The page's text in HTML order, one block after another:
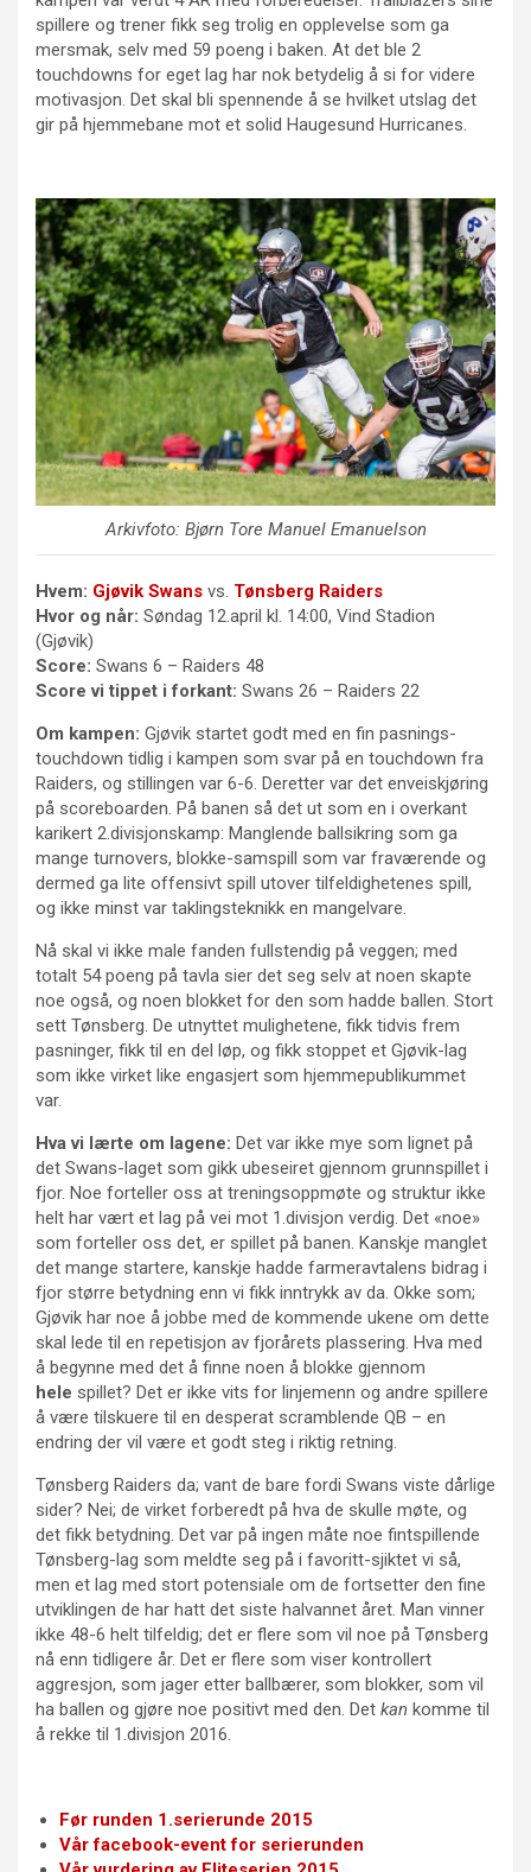
spillere og trener fikk seg trolig en opplevelse som ga
mersmak, selv med 59 poeng i baken. At det ble 2
touchdowns for eget lag har nok betydelig å si for videre
motivasjon. Det skal bli spennende å se hvilket utslag det
gir på hjemmebane mot et solid Haugesund Hurricanes.
Arkivfoto: Bjørn Tore Manuel Emanuelson
Hvem: Gjøvik Swans vs. Tønsberg Raiders
Hvor og når: Søndag 12.april kl. 14:00, Vind Stadion
(Gjøvik)
Score: Swans 6 – Raiders 48
Score vi tippet i forkant: Swans 26 – Raiders 22
Om kampen: Gjøvik startet godt med en fin pasnings-
touchdown tidlig i kampen som svar på en touchdown fra
Raiders, og stillingen var 6-6. Deretter var det enveiskjøring
på scoreboarden. På banen så det ut som en i overkant
karikert 2.divisjonskamp: Manglende ballsikring som ga
mange turnovers, blokke-samspill som var fraværende og
dermed ga lite offensivt spill utover tilfeldighetenes spill,
og ikke minst var taklingsteknikk en mangelvare.
Nå skal vi ikke male fanden fullstendig på veggen; med
totalt 54 poeng på tavla sier det seg selv at noen skapte
noe også, og noen blokket for den som hadde ballen. Stort
sett Tønsberg. De utnyttet mulighetene, fikk tidvis frem
pasninger, fikk til en del løp, og fikk stoppet et Gjøvik-lag
som ikke virket like engasjert som hjemmepublikummet
var.
Hva vi lærte om lagene: Det var ikke mye som lignet på
det Swans-laget som gikk ubeseiret gjennom grunnspillet i
fjor. Noe forteller oss at treningsoppmøte og struktur ikke
helt har vært et lag på vei mot 1.divisjon verdig. Det «noe»
som forteller oss det, er spillet på banen. Kanskje manglet
det mange startere, kanskje hadde farmeravtalens bidrag i
fjor større betydning enn vi fikk inntrykk av da. Okke som;
Gjøvik har noe å jobbe med de kommende ukene om dette
skal lede til en repetisjon av fjorårets plassering. Hva med
å begynne med det å finne noen å blokke gjennom
hele spillet? Det er ikke vits for linjemenn og andre spillere
å være tilskuere til en desperat scramblende QB – en
endring der vil være et godt steg i riktig retning.
Tønsberg Raiders da; vant de bare fordi Swans viste dårlige
sider? Nei; de virket forberedt på hva de skulle møte, og
det fikk betydning. Det var på ingen måte noe fintspillende
Tønsberg-lag som meldte seg på i favoritt-sjiktet vi så,
men et lag med stort potensiale om de fortsetter den fine
utviklingen de har hatt det siste halvannet året. Man vinner
ikke 48-6 helt tilfeldig; det er flere som vil noe på Tønsberg
nå enn tidligere år. Det er flere som viser kontrollert
aggresjon, som jager etter ballbærer, som blokker, som vil
ha ballen og gjøre noe positivt med den. Det kan komme til
å rekke til 1.divisjon 2016.
Før runden 1.serierunde 2015
Vår facebook-event for serierunden